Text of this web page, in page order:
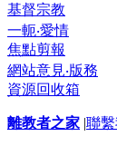
基督宗教
一軛‧愛情
焦點剪報
網站意見‧版務
資源回收箱
離教者之家 |聯